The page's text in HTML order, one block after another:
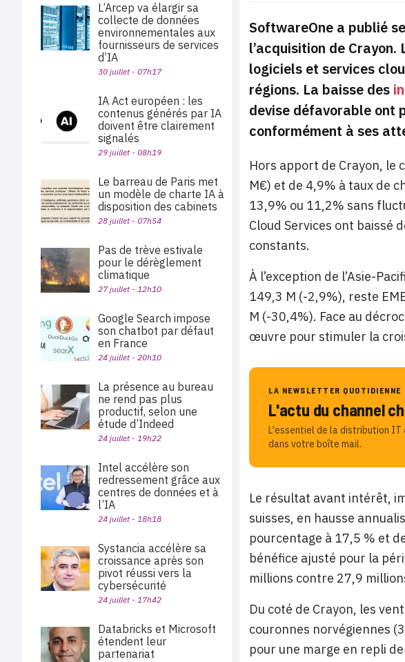
SoftwareOne a publié
l’acquisition de
logiciels et services
régions. La baisse des
devise défavorable ont
conformément à ses
Hors apport de Crayon, le
M€) et de 4,9% à taux de
13,9% ou 11,2% sans
Cloud Services ont baissé
constants.
À l’exception de l’Asie-
149,3 M (-2,9%), reste
M (-30,4%). Face au
œuvre pour stimuler la
LA NEWSLETTER QUOTIDIENNE
L'actu du channel
L'essentiel de la distribution IT
dans votre boîte mail.
Le résultat avant intérêt,
suisses, en hausse
pourcentage à 17,5 % et
bénéfice ajusté pour la
millions contre 27,9
Du coté de Crayon, les
couronnes norvégiennes
pour une marge en repli
L’Arcep va élargir sa
collecte de données
environnementales aux
fournisseurs de services
d’IA
30 juillet - 07h17
IA Act européen : les
contenus générés par IA
doivent être clairement
signalés
29 juillet - 08h19
Le barreau de Paris met
un modèle de charte IA à
disposition des cabinets
28 juillet - 07h54
Pas de trève estivale
pour le dérèglement
climatique
27 juillet - 12h10
Google Search impose
son chatbot par défaut
en France
24 juillet - 20h10
La présence au bureau
ne rend pas plus
productif, selon une
étude d’Indeed
24 juillet - 19h22
Intel accélère son
redressement grâce aux
centres de données et à
l’IA
24 juillet - 18h18
Systancia accélère sa
croissance après son
pivot réussi vers la
cybersécurité
24 juillet - 17h42
Databricks et Microsoft
étendent leur
partenariat